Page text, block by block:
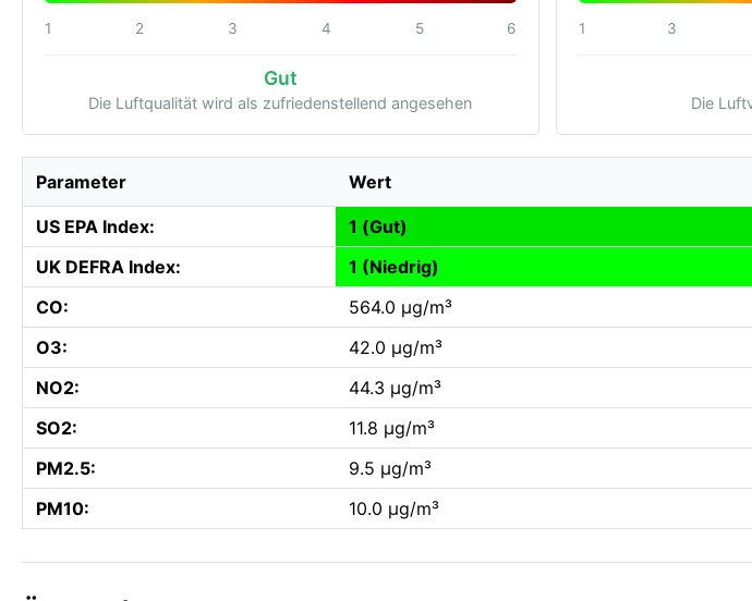
1 2 3 4 5 6
Gut
Die Luftqualität wird als zufriedenstellend angesehen
1 3
Die
Parameter Wert
US EPA Index:
1 (Gut)
UK DEFRA Index:
1 (Niedrig)
CO:
564.0 µg/m³
O3:
42.0 µg/m³
NO2:
44.3 µg/m³
SO2:
11.8 µg/m³
PM2.5:
9.5 µg/m³
PM10:
10.0 µg/m³